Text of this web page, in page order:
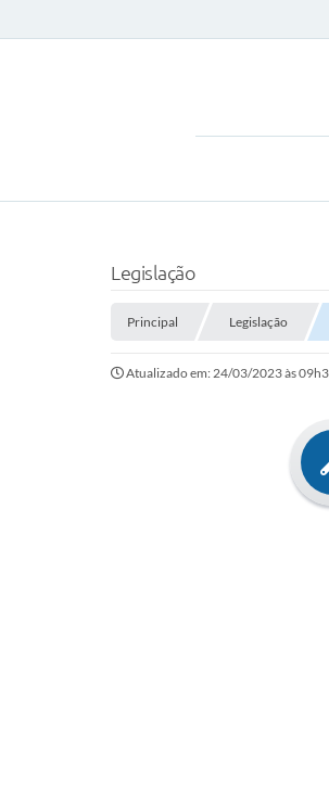
Legislação
Principal Legislação
Atualizado em: 24/03/2023 às